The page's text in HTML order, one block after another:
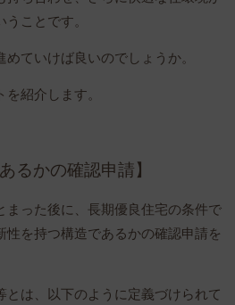
ことです。
ていけば良いのでしょうか。
紹介します。
るかの確認申請】
まった後に、長期優良住宅の条件で
性を持つ構造であるかの確認申請を
とは、以下のように定義づけられて